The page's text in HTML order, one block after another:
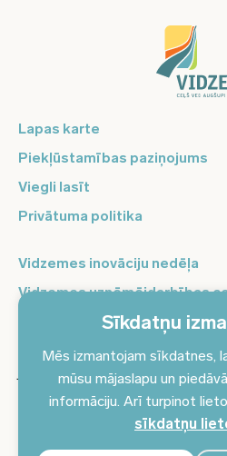
Sīkdatņu
Mēs izmantojam sīkdatnes,
mūsu mājaslapu un
informāciju. Arī turpinot
sīkdatņu
Lapas karte
Piekļūstamības paziņojums
Viegli lasīt
Privātuma politika
Vidzemes inovāciju nedēļa
Vidzemes uzņēmējdarbības
Balso Vidzeme
Pierakstieties jaunumiem un
jaunumus savā e-pastā!
Pieteikties